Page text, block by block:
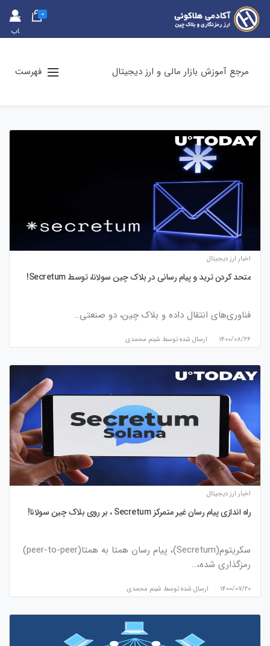
حس
اب
0
مرجع آموزش بازار مالی و ارز دیجیتال فهرست
اخبار ارز دیجیتال
متحد کردن ترید و پیام رسانی در بلاک چین سولانا، توسط Secretum!
فناوری‌های انتقال داده و بلاک چین، دو صنعتی…
۱۴۰۰/۰۸/۲۶ ارسال شده توسط شبنم محمدی
اخبار ارز دیجیتال
راه اندازی پیام رسان غیر متمرکز Secretum ، بر روی بلاک چین سولانا!
سکریتوم(Secretum)، پیام رسان همتا به همتا(peer-to-peer)
رمزگذاری شده،…
۱۴۰۰/۰۷/۲۰ ارسال شده توسط شبنم محمدی